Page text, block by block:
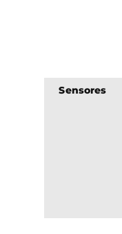
Sensores